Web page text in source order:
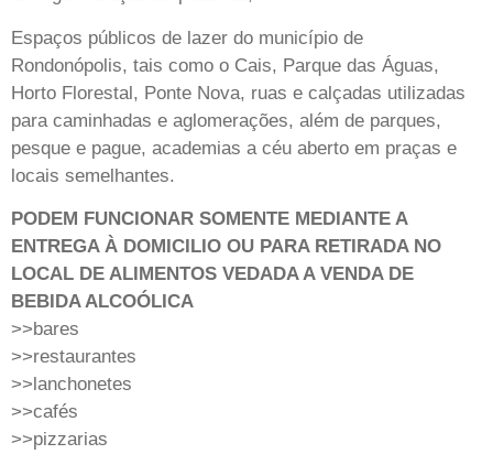
Espaços públicos de lazer do município de
Rondonópolis, tais como o Cais, Parque das Águas,
Horto Florestal, Ponte Nova, ruas e calçadas utilizadas
para caminhadas e aglomerações, além de parques,
pesque e pague, academias a céu aberto em praças e
locais semelhantes.
PODEM FUNCIONAR SOMENTE MEDIANTE A
ENTREGA À DOMICILIO OU PARA RETIRADA NO
LOCAL DE ALIMENTOS VEDADA A VENDA DE
BEBIDA ALCOÓLICA
>>bares
>>restaurantes
>>lanchonetes
>>cafés
>>pizzarias